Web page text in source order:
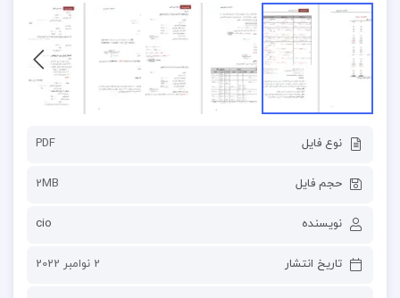
نوع فایل PDF
حجم فایل 2MB
نویسنده cio
تاریخ انتشار 2 نوامبر 2022